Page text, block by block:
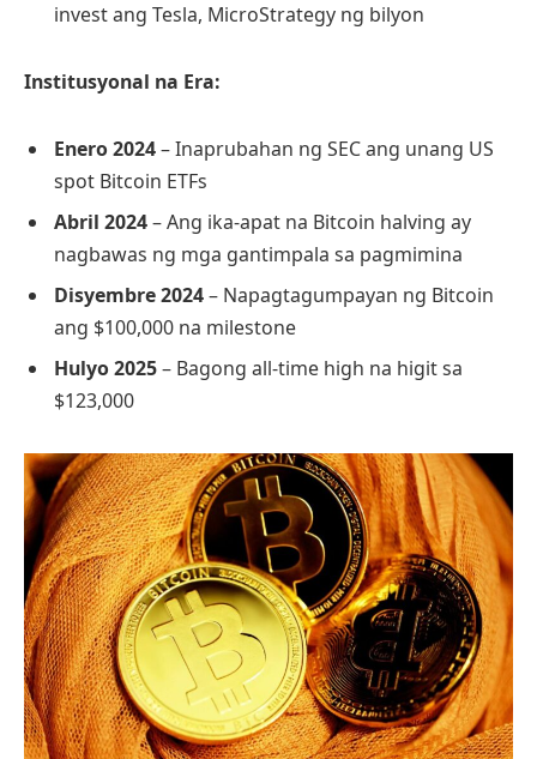
invest ang Tesla, MicroStrategy ng bilyon
Institusyonal na Era:
Enero 2024– Inaprubahan ng SEC ang unang US
spot Bitcoin ETFs
Abril 2024– Ang ika-apat na Bitcoin halving ay
nagbawas ng mga gantimpala sa pagmimina
Disyembre 2024– Napagtagumpayan ng Bitcoin
ang $100,000 na milestone
Hulyo 2025– Bagong all-time high na higit sa
$123,000